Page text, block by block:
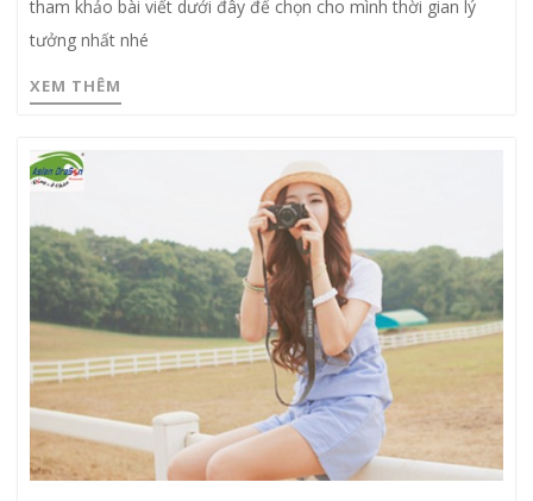
tham khảo bài viết dưới đây để chọn cho mình thời gian lý
tưởng nhất nhé
XEM THÊM